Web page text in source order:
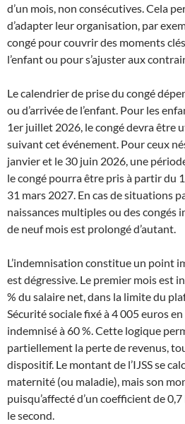
d’un mois, non consécutives. Cela
d’adapter leur organisation, par
congé pour couvrir des moments
l’enfant ou pour s’ajuster aux
Le calendrier de prise du congé
ou d’arrivée de l’enfant. Pour les
1er juillet 2026, le congé devra être
suivant cet événement. Pour ceux
janvier et le 30 juin 2026, une
le congé pourra être pris à partir du
31 mars 2027. En cas de situations
naissances multiples ou des congés
de neuf mois est prolongé d’autant.
L’indemnisation constitue un point
est dégressive. Le premier mois est
% du salaire net, dans la limite du
Sécurité sociale fixé à 4 005 euros
indemnisé à 60 %. Cette logique
partiellement la perte de revenus,
dispositif. Le montant de l’IJSS se
maternité (ou maladie), mais son
puisqu’affecté d’un coefficient de
le second.